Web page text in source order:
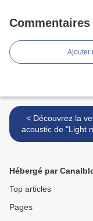
Commentaires
Ajouter
< Découvrez la version
acoustic de "Light
de Gromee feat.
Hébergé par
Top articles
Pages